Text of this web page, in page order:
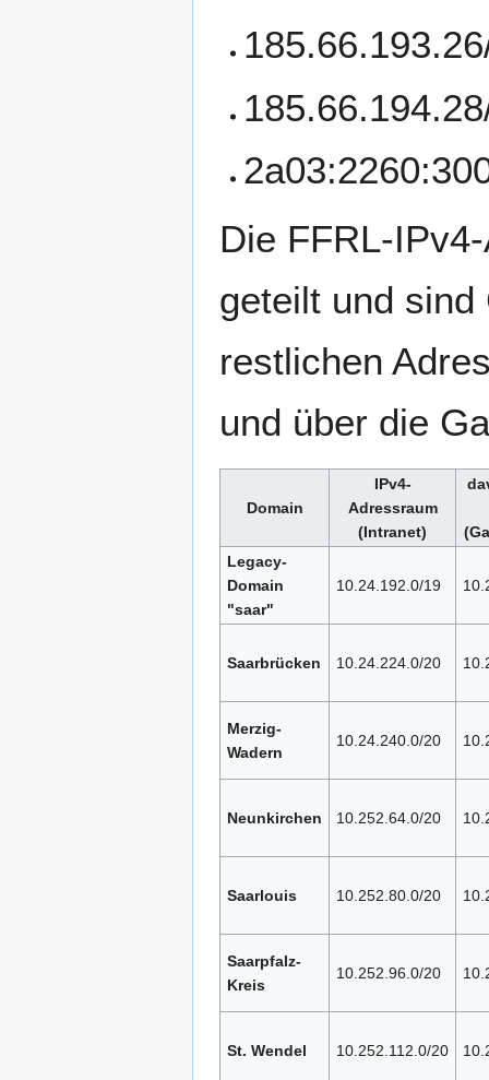
Die FFRL-
geteilt und
restlichen
und über die
Domain
IPv4-
Adressraum
(Intranet)
Legacy-
Domain
"saar"
10.24.192.0/19
Saarbrücken 10.24.224.0/20
Merzig-
Wadern
10.24.240.0/20
Neunkirchen 10.252.64.0/20
Saarlouis 10.252.80.0/20
Saarpfalz-
Kreis
10.252.96.0/20
St. Wendel 10.252.112.0/20